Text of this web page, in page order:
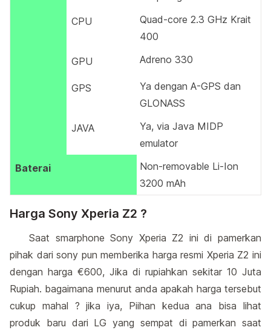
CPU
Quad-core 2.3 GHz Krait
400
GPU Adreno 330
GPS
Ya dengan A-GPS dan
GLONASS
JAVA
Ya, via Java MIDP
emulator
Baterai
Non-removable Li-Ion
3200 mAh
Harga Sony Xperia Z2 ?
Saat smarphone Sony Xperia Z2 ini di pamerkan
pihak dari sony pun memberika harga resmi Xperia Z2 ini
dengan harga €600, Jika di rupiahkan sekitar 10 Juta
Rupiah. bagaimana menurut anda apakah harga tersebut
cukup mahal ? jika iya, Piihan kedua ana bisa lihat
produk baru dari LG yang sempat di pamerkan saat